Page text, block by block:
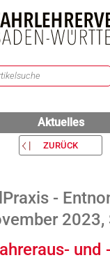
Aktuelles
ZURÜCK
-
2023,
und